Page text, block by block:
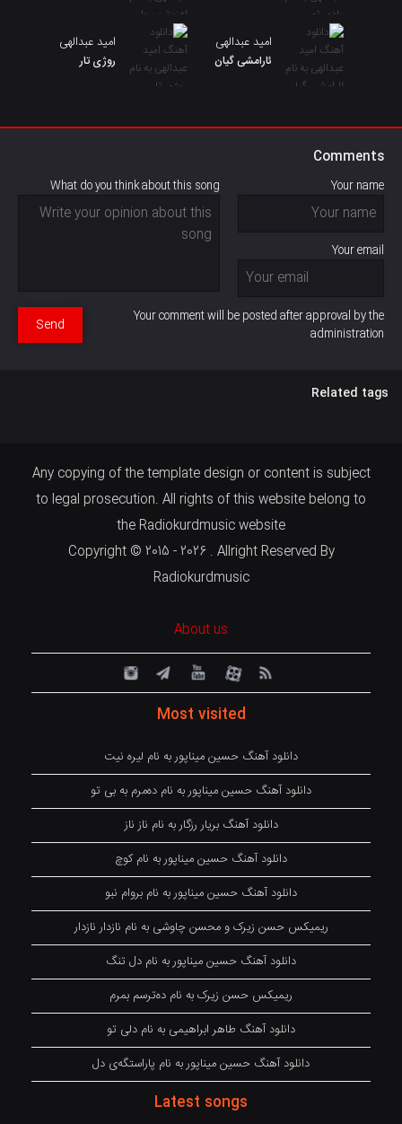
امید عبدالهی
ئارامشی گیان
امید عبدالهی
روژی تار
Comments
Your name
Your email
What do you think about this song
Your comment will be posted after approval by the
administration
Send
Related tags
Any copying of the template design or content is subject
to legal prosecution. All rights of this website belong to
the Radiokurdmusic website
Copyright © 2015 - 2026 . Allright Reserved By
Radiokurdmusic
About us
Most visited
دانلود آهنگ حسین میناپور به نام لیره نیت
دانلود آهنگ حسین میناپور به نام دەمرم بە بی تو
دانلود آهنگ بریار رزگار به نام ناز ناز
دانلود آهنگ حسین میناپور به نام کوچ
دانلود آهنگ حسین میناپور به نام بروام نبو
ریمیکس حسن زیرک و محسن چاوشی به نام نازدار نازدار
دانلود آهنگ حسین میناپور به نام دل تنگ
ریمیکس حسن زیرک به نام دەترسم بمرم
دانلود آهنگ طاهر ابراهیمی به نام دلی تو
دانلود آهنگ حسین میناپور به نام پاراستگەی دل
Latest songs